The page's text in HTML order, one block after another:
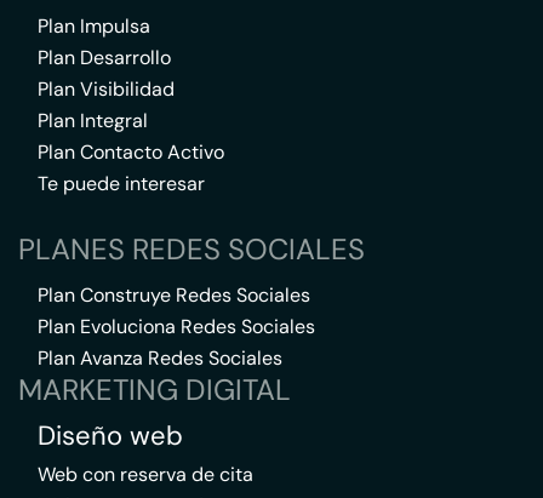
Plan Impulsa
Plan Desarrollo
Plan Visibilidad
Plan Integral
Plan Contacto Activo
Te puede interesar
PLANES REDES SOCIALES
Plan Construye Redes Sociales
Plan Evoluciona Redes Sociales
Plan Avanza Redes Sociales
MARKETING DIGITAL
Diseño web
Web con reserva de cita